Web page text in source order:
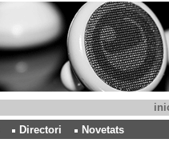
Directori Novetats